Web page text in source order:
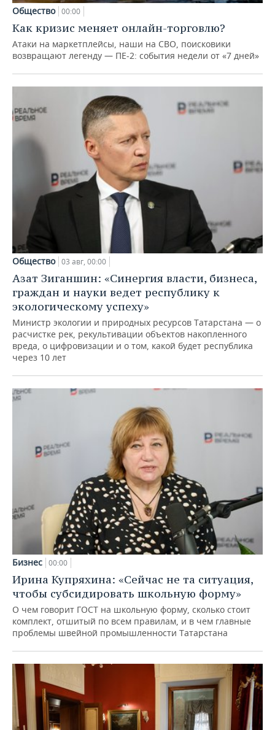
Общество 00:00
Как кризис меняет онлайн-торговлю?
Атаки на маркетплейсы, наши на СВО, поисковики
возвращают легенду — ПЕ-2: события недели от «7 дней»
Общество 03 авг, 00:00
Азат Зиганшин: «Синергия власти, бизнеса,
граждан и науки ведет республику к
экологическому успеху»
Министр экологии и природных ресурсов Татарстана — о
расчистке рек, рекультивации объектов накопленного
вреда, о цифровизации и о том, какой будет республика
через 10 лет
Бизнес 00:00
Ирина Купряхина: «Сейчас не та ситуация,
чтобы субсидировать школьную форму»
О чем говорит ГОСТ на школьную форму, сколько стоит
комплект, отшитый по всем правилам, и в чем главные
проблемы швейной промышленности Татарстана